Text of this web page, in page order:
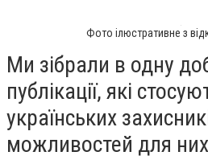
Фото ілюстративне з
Ми зібрали в одну
публікації, які
українських
можливостей для